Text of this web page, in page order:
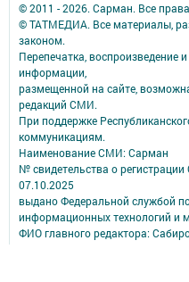
© 2011 - 2026. Сарман. Все
© ТАТМЕДИА. Все материалы,
законом.
Перепечатка, воспроизведение
информации,
размещенной на сайте,
редакций СМИ.
При поддержке
коммуникациям.
Наименование СМИ: Сарман
№ свидетельства о
07.10.2025
выдано Федеральной службой
информационных технологий и
ФИО главного редактора: